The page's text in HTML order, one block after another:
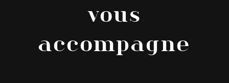
vous
accompagne